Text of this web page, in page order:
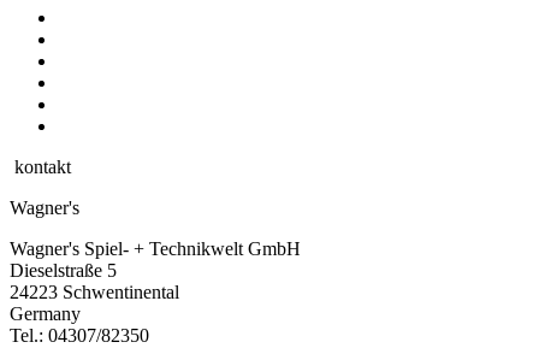
kontakt
Wagner's
Wagner's Spiel- + Technikwelt GmbH
Dieselstraße 5
24223 Schwentinental
Germany
Tel.: 04307/82350